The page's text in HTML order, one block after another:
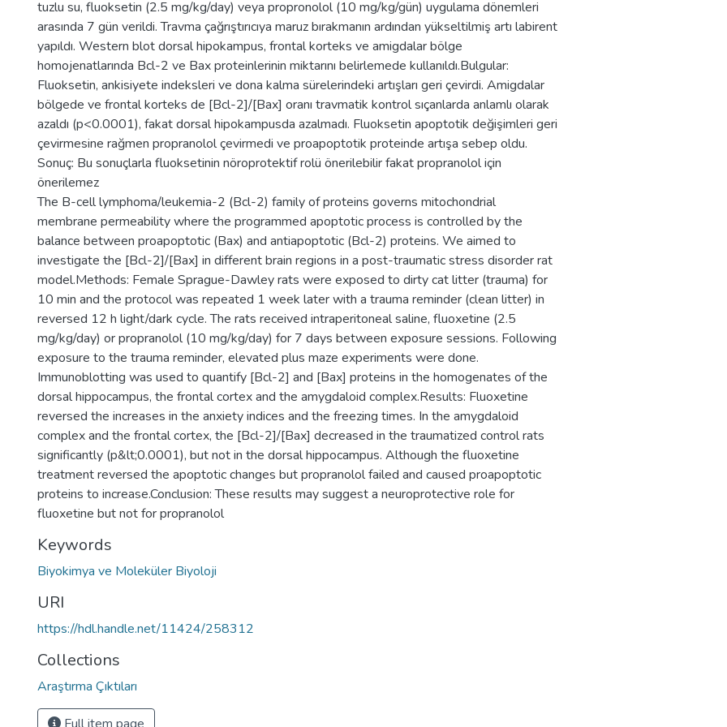
tuzlu su, fluoksetin (2.5 mg/kg/day) veya propronolol (10 mg/kg/gün) uygulama dönemleri
arasında 7 gün verildi. Travma çağrıştırıcıya maruz bırakmanın ardından yükseltilmiş artı labirent
yapıldı. Western blot dorsal hipokampus, frontal korteks ve amigdalar bölge
homojenatlarında Bcl-2 ve Bax proteinlerinin miktarını belirlemede kullanıldı.Bulgular:
Fluoksetin, ankisiyete indeksleri ve dona kalma sürelerindeki artışları geri çevirdi. Amigdalar
bölgede ve frontal korteks de [Bcl-2]/[Bax] oranı travmatik kontrol sıçanlarda anlamlı olarak
azaldı (p<0.0001), fakat dorsal hipokampusda azalmadı. Fluoksetin apoptotik değişimleri geri
çevirmesine rağmen propranolol çevirmedi ve proapoptotik proteinde artışa sebep oldu.
Sonuç: Bu sonuçlarla fluoksetinin nöroprotektif rolü önerilebilir fakat propranolol için
önerilemez
The B-cell lymphoma/leukemia-2 (Bcl-2) family of proteins governs mitochondrial
membrane permeability where the programmed apoptotic process is controlled by the
balance between proapoptotic (Bax) and antiapoptotic (Bcl-2) proteins. We aimed to
investigate the [Bcl-2]/[Bax] in different brain regions in a post-traumatic stress disorder rat
model.Methods: Female Sprague-Dawley rats were exposed to dirty cat litter (trauma) for
10 min and the protocol was repeated 1 week later with a trauma reminder (clean litter) in
reversed 12 h light/dark cycle. The rats received intraperitoneal saline, fluoxetine (2.5
mg/kg/day) or propranolol (10 mg/kg/day) for 7 days between exposure sessions. Following
exposure to the trauma reminder, elevated plus maze experiments were done.
Immunoblotting was used to quantify [Bcl-2] and [Bax] proteins in the homogenates of the
dorsal hippocampus, the frontal cortex and the amygdaloid complex.Results: Fluoxetine
reversed the increases in the anxiety indices and the freezing times. In the amygdaloid
complex and the frontal cortex, the [Bcl-2]/[Bax] decreased in the traumatized control rats
significantly (p&lt;0.0001), but not in the dorsal hippocampus. Although the fluoxetine
treatment reversed the apoptotic changes but propranolol failed and caused proapoptotic
proteins to increase.Conclusion: These results may suggest a neuroprotective role for
fluoxetine but not for propranolol
Keywords
Biyokimya ve Moleküler Biyoloji
URI
https://hdl.handle.net/11424/258312
Collections
Araştırma Çıktıları